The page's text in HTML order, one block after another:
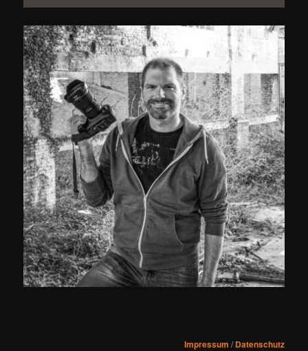
Impressum /Datenschutz